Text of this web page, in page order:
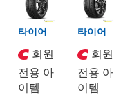
타이어
회원
전용 아
이템
타이어
회원
전용 아
이템